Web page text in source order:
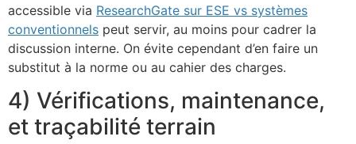
accessible via ResearchGate sur ESE vs systèmes
conventionnels peut servir, au moins pour cadrer la
discussion interne. On évite cependant d’en faire un
substitut à la norme ou au cahier des charges.
4) Vérifications, maintenance,
et traçabilité terrain